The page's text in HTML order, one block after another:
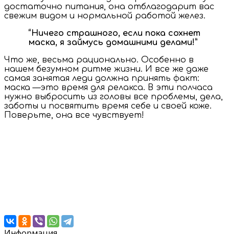
достаточно питания, она отблагодарит вас
свежим видом и нормальной работой желез.
“Ничего страшного, если пока сохнет
маска, я займусь домашними делами!”
Что же, весьма рационально. Особенно в
нашем безумном ритме жизни. И все же даже
самая занятая леди должна принять факт:
маска —это время для релакса. В эти полчаса
нужно выбросить из головы все проблемы, дела,
заботы и посвятить время себе и своей коже.
Поверьте, она все чувствует!